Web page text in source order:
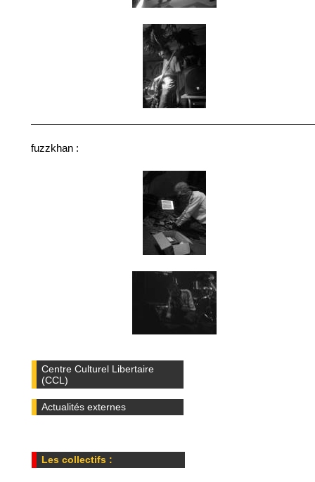
fuzzkhan :
Centre Culturel Libertaire
(CCL)
Actualités externes
Les collectifs :